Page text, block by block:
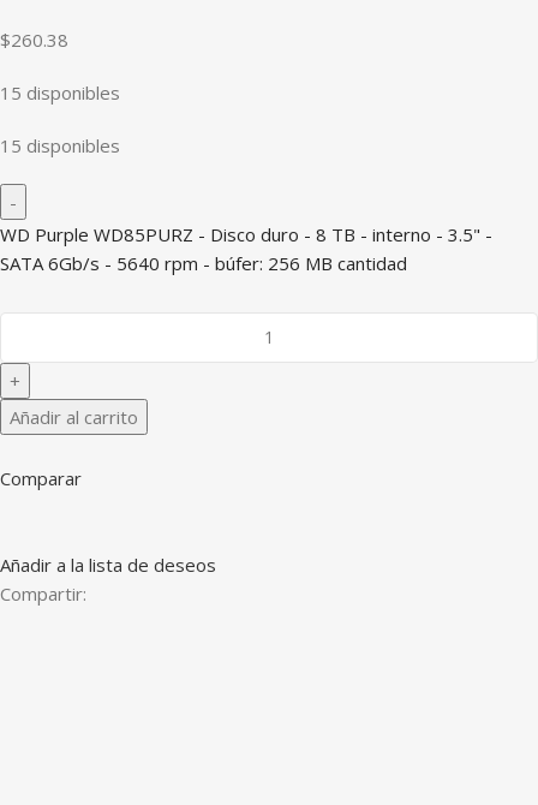
$260.38
15 disponibles
15 disponibles
WD Purple WD85PURZ - Disco duro - 8 TB - interno - 3.5" -
SATA 6Gb/s - 5640 rpm - búfer: 256 MB cantidad
Añadir al carrito
Comparar
Añadir a la lista de deseos
Compartir: